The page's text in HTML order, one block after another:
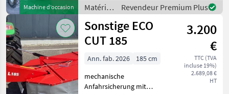
Machine d’occasion
for more images Specif
Matériels
de
fenaison
/ Stoll
Revendeur Premium Plus
Sonstige ECO
CUT 185
3.200
€
TTC (TVA
incluse 19%)
2.689,08 €
HT
Ann. fab. 2026
185 cm
mechanische
Anfahrsicherung mit